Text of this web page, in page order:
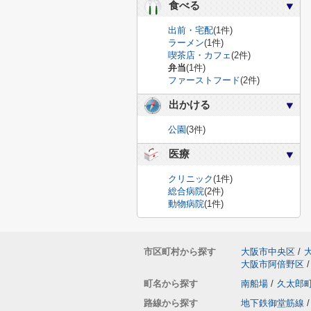
食べる
出前・宅配(1件)
ラーメン(1件)
喫茶店・カフェ(2件)
弁当(1件)
ファーストフード(2件)
出かける
公園(3件)
医療
クリニック(1件)
総合病院(2件)
動物病院(1件)
市区町村から探す 大阪市中央区 /
大阪市阿倍野区 /
町名から探す
南船場 / 久太郎
路線から探す
地下鉄御堂筋線 /